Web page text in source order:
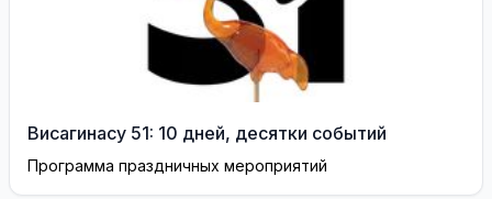
Висагинасу 51: 10 дней, десятки событий
Программа праздничных мероприятий